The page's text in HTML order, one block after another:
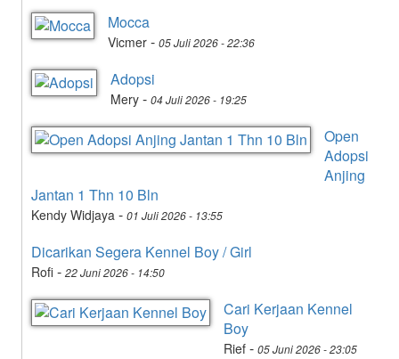
Mocca
Vicmer - 05 Juli 2026 - 22:36
Adopsi
Mery - 04 Juli 2026 - 19:25
Open
Adopsi
Anjing
Jantan 1 Thn 10 Bln
Kendy Widjaya - 01 Juli 2026 - 13:55
Dicarikan Segera Kennel Boy / Girl
Rofi - 22 Juni 2026 - 14:50
Cari Kerjaan Kennel
Boy
Rief - 05 Juni 2026 - 23:05